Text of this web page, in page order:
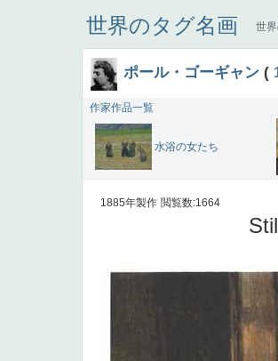
世界のタグ名画 世
ポール・ゴーギャン (
作家作品一覧
水浴の女たち
1885年製作 閲覧数:1664